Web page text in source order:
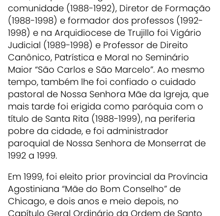
comunidade (1988-1992), Diretor de Formação
(1988-1998) e formador dos professos (1992-
1998) e na Arquidiocese de Trujillo foi Vigário
Judicial (1989-1998) e Professor de Direito
Canônico, Patrística e Moral no Seminário
Maior “São Carlos e São Marcelo”. Ao mesmo
tempo, também lhe foi confiado o cuidado
pastoral de Nossa Senhora Mãe da Igreja, que
mais tarde foi erigida como paróquia com o
título de Santa Rita (1988-1999), na periferia
pobre da cidade, e foi administrador
paroquial de Nossa Senhora de Monserrat de
1992 a 1999.
Em 1999, foi eleito prior provincial da Província
Agostiniana “Mãe do Bom Conselho” de
Chicago, e dois anos e meio depois, no
Capítulo Geral Ordinário da Ordem de Santo